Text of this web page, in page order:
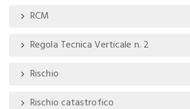
RCM
Regola Tecnica Verticale n. 2
Rischio
Rischio catastrofico